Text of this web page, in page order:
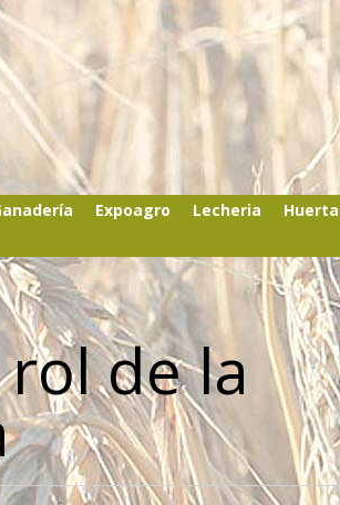
Expoagro Lecheria
de la